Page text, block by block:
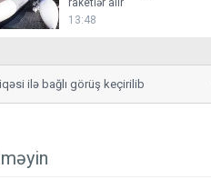
raketlər alır
13:48
ilə bağlı görüş keçirilib